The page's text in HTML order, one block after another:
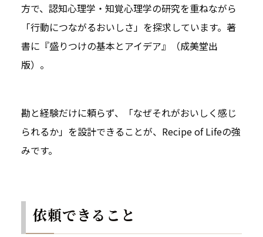
方で、認知心理学・知覚心理学の研究を重ねながら
「行動につながるおいしさ」を探求しています。著
書に『盛りつけの基本とアイデア』（成美堂出
版）。
勘と経験だけに頼らず、「なぜそれがおいしく感じ
られるか」を設計できることが、Recipe of Lifeの強
みです。
依頼できること